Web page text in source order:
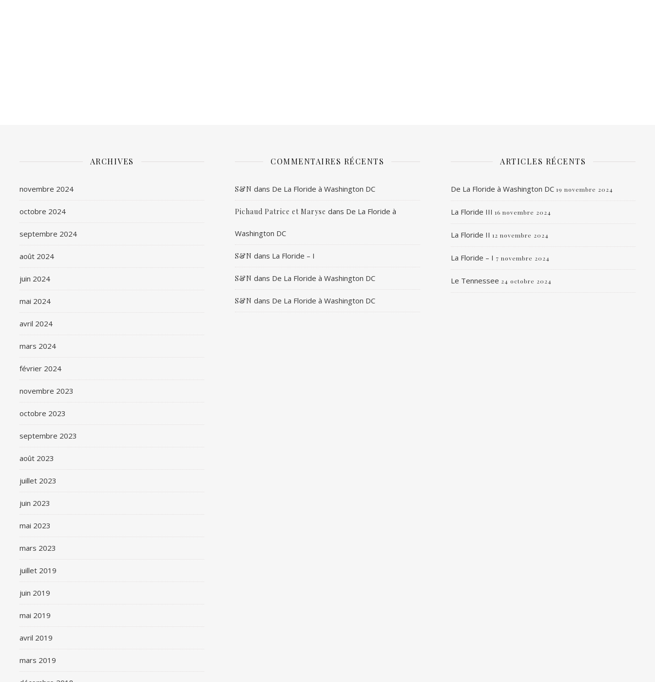
ARCHIVES
novembre 2024
octobre 2024
septembre 2024
août 2024
juin 2024
mai 2024
avril 2024
mars 2024
février 2024
novembre 2023
octobre 2023
septembre 2023
août 2023
juillet 2023
juin 2023
mai 2023
mars 2023
juillet 2019
juin 2019
mai 2019
avril 2019
mars 2019
COMMENTAIRES RÉCENTS
S&N dans De La Floride à Washington DC
Pichaud Patrice et Maryse dans De La Floride à
Washington DC
S&N dans La Floride – I
S&N dans De La Floride à Washington DC
S&N dans De La Floride à Washington DC
ARTICLES RÉCENTS
De La Floride à Washington DC 19 novembre 2024
La Floride III 16 novembre 2024
La Floride II 12 novembre 2024
La Floride – I 7 novembre 2024
Le Tennessee 24 octobre 2024